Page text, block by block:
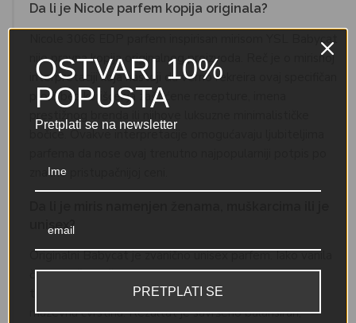
Da li je Nicole parfem kopija originala?
Nicole 3066 EDP parfem inspirisan mirisom YSL Babycat
nije pravna kopija originalnog proizvoda. Reč je o mirisnoj
interpretaciji koja nastoji da verno rekreira ovaj specifičan
profil bez korišćenja zaštićene recepture, imena
prestižnog brenda ili njihove luksuzne minimalističke
bočice. Ovakve interpretacije omogućavaju ljubiteljima
znatno pristupačnijoj ceni.
unisex?
Originalni Babycat je zvanično unisex parfem. Iako vanila
često vuče na žensku stranu, ovde je ona "zadimljena"
tamjanom i oštrim biberom, dok note kože daju mirisu
muževnu čvrstinu. Rezultat je savršeno balansiran,
OSTVARI 10%
POPUSTA
Pretplati se na newsletter
PRETPLATI SE